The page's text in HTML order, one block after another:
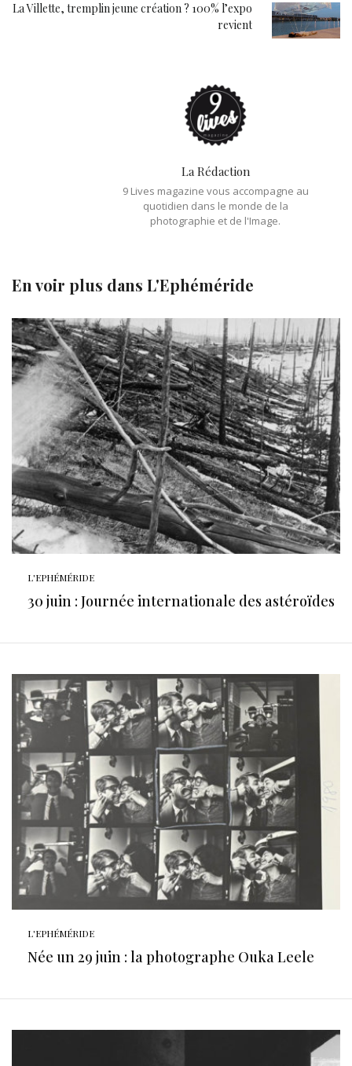
La Villette, tremplin jeune création ? 100% l’expo
revient
La Rédaction
9 Lives magazine vous accompagne au
quotidien dans le monde de la
photographie et de l'Image.
En voir plus dans L'Ephéméride
L'EPHÉMÉRIDE
30 juin : Journée internationale des astéroïdes
L'EPHÉMÉRIDE
Née un 29 juin : la photographe Ouka Leele